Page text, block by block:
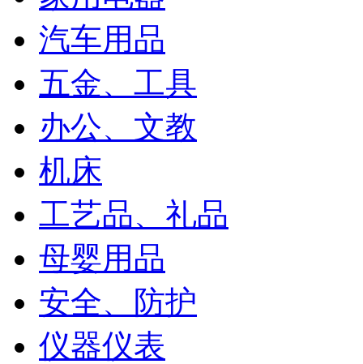
汽车用品
五金、工具
办公、文教
机床
工艺品、礼品
母婴用品
安全、防护
仪器仪表